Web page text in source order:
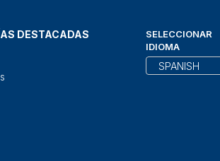
DESTACADAS
SELECCIONAR
IDIOMA